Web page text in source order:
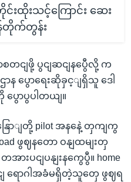
းထိုးသင့်ကြောင်း ဆေး
န်တိုက်တွန်း
စတငျဖို့ ပွငျဆငျနပွေီလို့ က
ဌာန ပွောရေးဆိုခှင့ျရှိသူ ဒေါ
ောပွပါတယျ။
ောျတို့ pilot အနနေဲ့ တှကျကွ
ဖွဈနတော ဝနျထမျးတှ
ားပငျပနျးနကွေပွီ။ home
ငျ ရောဂါအခံမရှိတဲ့သူတှေ ဖွဈရ